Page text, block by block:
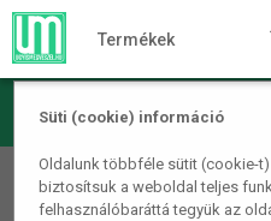
Süti (cookie) információ
Oldalunk többféle sütit (cookie-
biztosítsuk a weboldal teljes
felhasználóbaráttá tegyük az
Termékek
Otthon, lakás, háztartás
állítható etetőállvány